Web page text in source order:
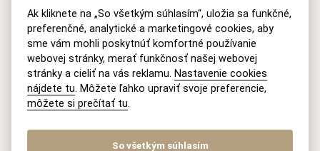
Informácie o spracúvaníosobných údajov
Ak kliknete na „So všetkým súhlasím“, uložia sa funkčné,
preferenčné, analytické a marketingové cookies, aby
sme vám mohli poskytnúť komfortné používanie
webovej stránky, merať funkčnosť našej webovej
stránky a cieliť na vás reklamu. Nastavenie cookies
nájdete tu. Môžete ľahko upraviť svoje preferencie,
môžete si prečítať tu.
So všetkým súhlasím